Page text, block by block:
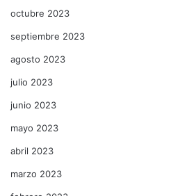
octubre 2023
septiembre 2023
agosto 2023
julio 2023
junio 2023
mayo 2023
abril 2023
marzo 2023